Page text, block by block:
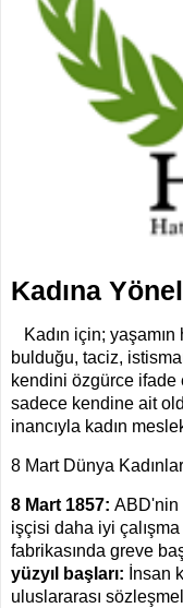
İLETİŞİM
Kadına
Kadın için;
bulduğu, taciz,
kendini özgürce
sadece kendine ait
inancıyla kadın
8 Mart Dünya
8 Mart 1857: ABD'nin
işçisi daha iyi
fabrikasında greve
yüzyıl başları: İnsan
uluslararası